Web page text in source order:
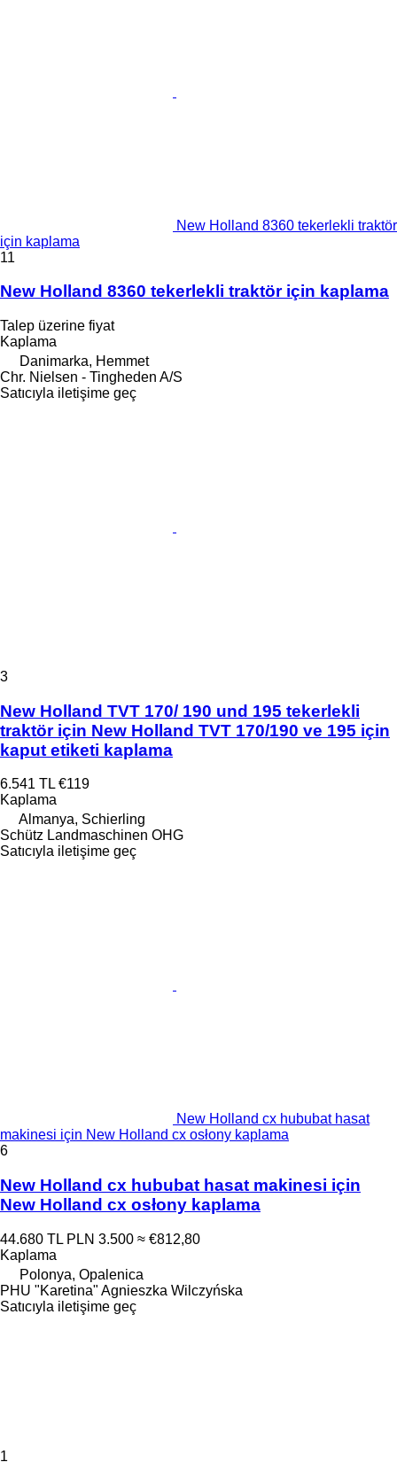
New Holland 8360 tekerlekli traktör
için kaplama
11
New Holland 8360 tekerlekli traktör için kaplama
Talep üzerine fiyat
Kaplama
Danimarka, Hemmet
Chr. Nielsen - Tingheden A/S
Satıcıyla iletişime geç
3
New Holland TVT 170/ 190 und 195 tekerlekli
traktör için New Holland TVT 170/190 ve 195 için
kaput etiketi kaplama
6.541 TL €119
Kaplama
Almanya, Schierling
Schütz Landmaschinen OHG
Satıcıyla iletişime geç
New Holland cx hububat hasat
makinesi için New Holland cx osłony kaplama
6
New Holland cx hububat hasat makinesi için
New Holland cx osłony kaplama
44.680 TL PLN 3.500 ≈ €812,80
Kaplama
Polonya, Opalenica
PHU "Karetina" Agnieszka Wilczyńska
Satıcıyla iletişime geç
1